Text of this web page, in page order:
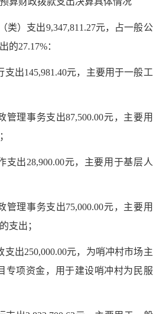
）支出9,347,811.27元，占一般公
的27.17%：
出145,981.40元，主要用于一般工
理事务支出87,500.00元，主要用
出28,900.00元，主要用于基层人
理事务支出75,000.00元，主要用
支出；
出250,000.00元，为哨冲村市场主
专项资金，用于建设哨冲村为民服